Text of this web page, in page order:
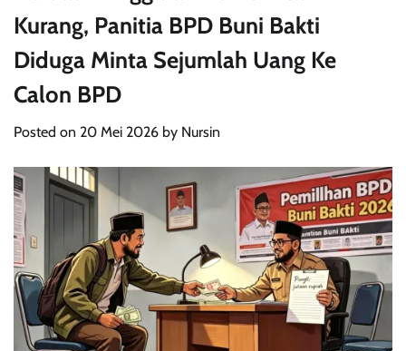
Kurang, Panitia BPD Buni Bakti
Diduga Minta Sejumlah Uang Ke
Calon BPD
Posted on 20 Mei 2026 by Nursin